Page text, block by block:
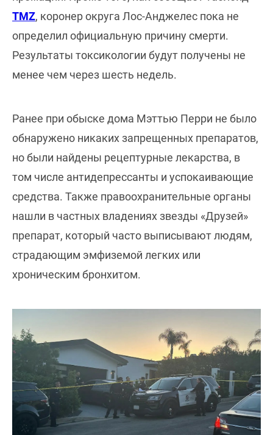
TMZ, коронер округа Лос-Анджелес пока не
определил официальную причину смерти.
Результаты токсикологии будут получены не
менее чем через шесть недель.
Ранее при обыске дома Мэттью Перри не было
обнаружено никаких запрещенных препаратов,
но были найдены рецептурные лекарства, в
том числе антидепрессанты и успокаивающие
средства. Также правоохранительные органы
нашли в частных владениях звезды «Друзей»
препарат, который часто выписывают людям,
страдающим эмфиземой легких или
хроническим бронхитом.